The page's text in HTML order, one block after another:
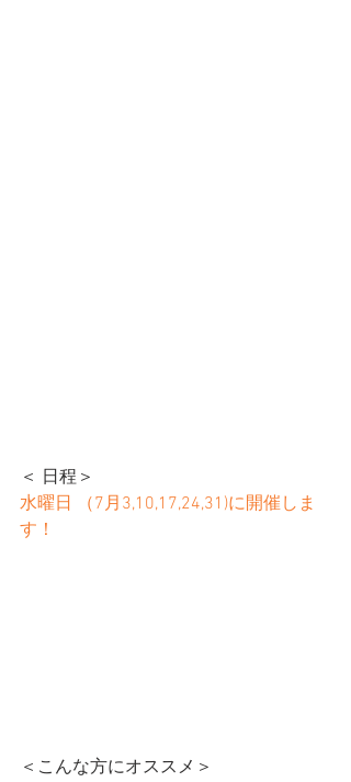
＜ 日程＞
水曜日 （7月3,10,17,24,31)に開催しま
す！
＜こんな方にオススメ＞